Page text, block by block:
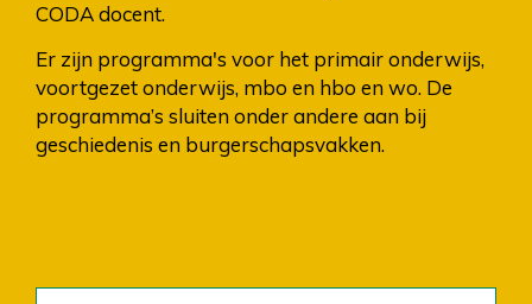
CODA docent.
Er zijn programma's voor het primair onderwijs,
voortgezet onderwijs, mbo en hbo en wo. De
programma’s sluiten onder andere aan bij
geschiedenis en burgerschapsvakken.